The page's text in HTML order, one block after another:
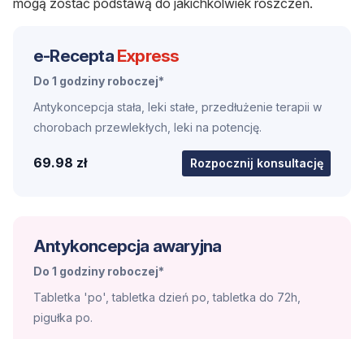
e-Recepta Express
Do 1 godziny roboczej*
Antykoncepcja stała, leki stałe, przedłużenie terapii w
chorobach przewlekłych, leki na potencję.
69.98 zł Rozpocznij konsultację
Antykoncepcja awaryjna
Do 1 godziny roboczej*
Tabletka 'po', tabletka dzień po, tabletka do 72h,
pigułka po.